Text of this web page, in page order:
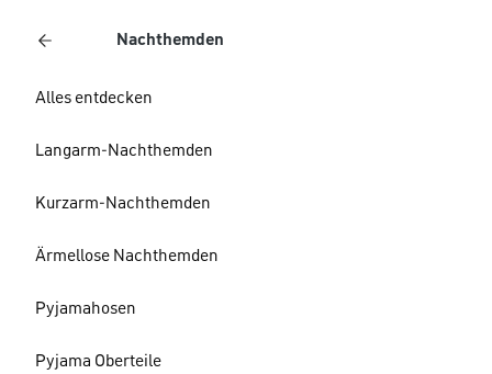
Nachthemden
Alles entdecken
Langarm-Nachthemden
Kurzarm-Nachthemden
Ärmellose Nachthemden
Pyjamahosen
Pyjama Oberteile